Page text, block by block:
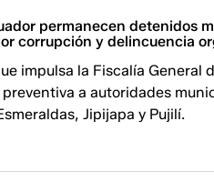
permanecen detenidos
corrupción y delincuencia
impulsa la Fiscalía General
a autoridades
Jipijapa y Pujilí.